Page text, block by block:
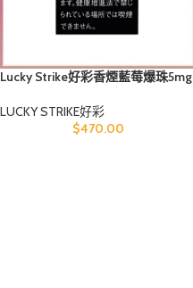
Lucky Strike好彩香煙藍莓爆珠5mg
LUCKY STRIKE好彩
$470.00